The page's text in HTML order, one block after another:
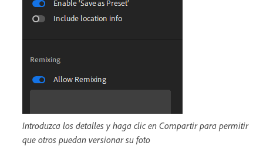
Introduzca los detalles y haga clic en Compartir para permitir
que otros puedan versionar su foto